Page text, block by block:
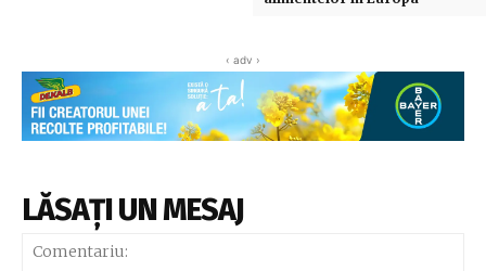
‹ adv ›
LĂSAȚI UN MESAJ